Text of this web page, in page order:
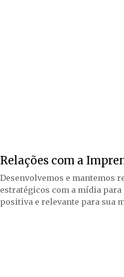
Relações com a
Desenvolvemos e mantemos
estratégicos com a mídia
positiva e relevante para sua